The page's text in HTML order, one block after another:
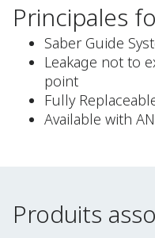
Principales
Saber Guide
Leakage not to
point
Fully
Available with
Produits associés
Produits